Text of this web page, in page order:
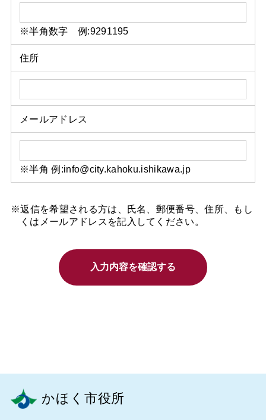
※半角数字 例:9291195
住所
メールアドレス
※半角 例:info@city.kahoku.ishikawa.jp
※返信を希望される方は、氏名、郵便番号、住所、もし
くはメールアドレスを記入してください。
入力内容を確認する
かほく市役所